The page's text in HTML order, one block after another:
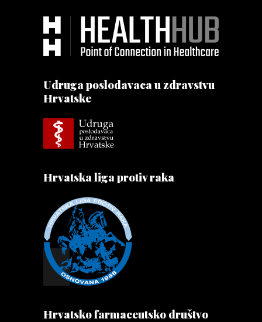
Udruga poslodavaca u zdravstvu
Hrvatske
Hrvatska liga protiv raka
Hrvatsko farmaceutsko društvo